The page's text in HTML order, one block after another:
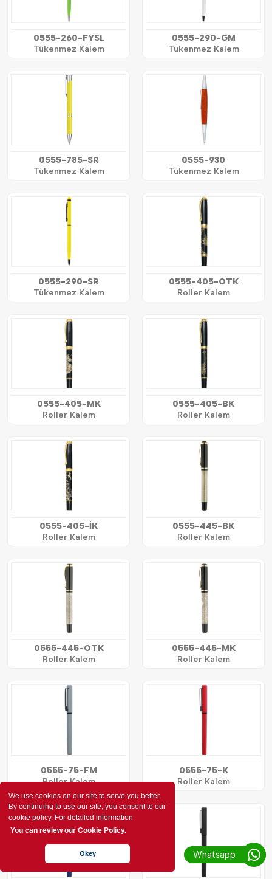
We use cookies on our site to serve you better.
By continuing to use our site, you consent to our
cookie policy. For detailed information
You can review our Cookie Policy.
Okey
0555-260-FYSL
Tükenmez Kalem
0555-290-GM
Tükenmez Kalem
0555-785-SR
Tükenmez Kalem
0555-930
Tükenmez Kalem
0555-290-SR
Tükenmez Kalem
0555-405-OTK
Roller Kalem
0555-405-MK
Roller Kalem
0555-405-BK
Roller Kalem
0555-405-İK
Roller Kalem
0555-445-BK
Roller Kalem
0555-445-OTK
Roller Kalem
0555-445-MK
Roller Kalem
0555-75-FM
Roller Kalem
0555-75-K
Roller Kalem
Whatsapp